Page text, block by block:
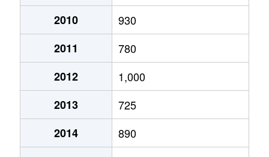
水戸島元町
水戸島元町
水戸島元町
水戸島元町
2010
930
2011
780
2012
1,000
2013
725
2014
890